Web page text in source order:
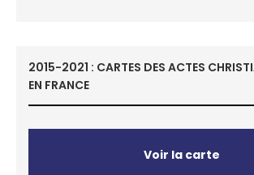
2015-2021 : CARTES DES ACTES
EN FRANCE
Voir la carte